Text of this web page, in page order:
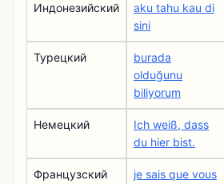
Индонезийский
aku tahu kau di
sini
Турецкий
burada
olduğunu
biliyorum
Немецкий
Ich weiß, dass
du hier bist.
Французский
je sais que vous